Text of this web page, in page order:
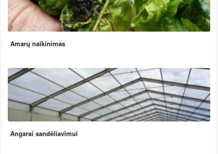
Amarų naikinimas
Angarai sandėliavimui